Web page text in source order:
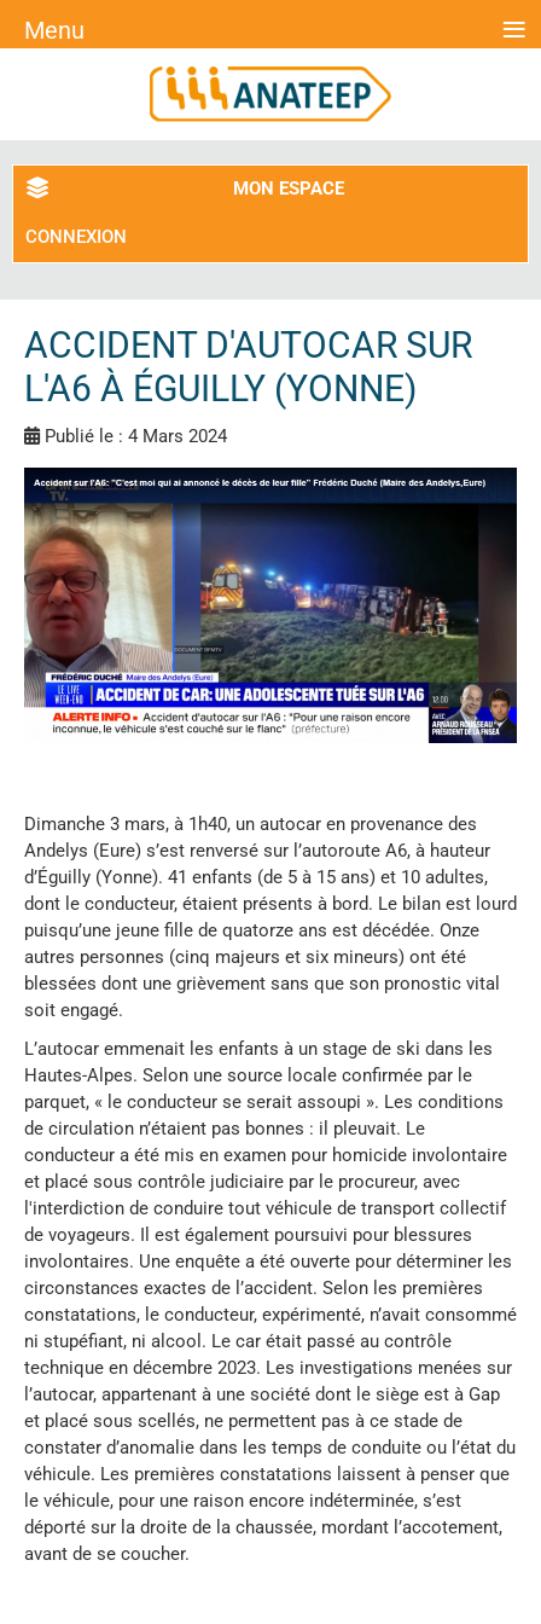
MON ESPACE
CONNEXION
ACCIDENT D'AUTOCAR SUR
L'A6 À ÉGUILLY (YONNE)
Publié le : 4 Mars 2024
Dimanche 3 mars, à 1h40, un autocar en provenance des
Andelys (Eure) s’est renversé sur l’autoroute A6, à hauteur
d’Éguilly (Yonne). 41 enfants (de 5 à 15 ans) et 10 adultes,
dont le conducteur, étaient présents à bord. Le bilan est lourd
puisqu’une jeune fille de quatorze ans est décédée. Onze
autres personnes (cinq majeurs et six mineurs) ont été
blessées dont une grièvement sans que son pronostic vital
soit engagé.
L’autocar emmenait les enfants à un stage de ski dans les
Hautes-Alpes. Selon une source locale confirmée par le
parquet, « le conducteur se serait assoupi ». Les conditions
de circulation n’étaient pas bonnes : il pleuvait. Le
conducteur a été mis en examen pour homicide involontaire
et placé sous contrôle judiciaire par le procureur, avec
l'interdiction de conduire tout véhicule de transport collectif
de voyageurs. Il est également poursuivi pour blessures
involontaires. Une enquête a été ouverte pour déterminer les
circonstances exactes de l’accident. Selon les premières
constatations, le conducteur, expérimenté, n’avait consommé
ni stupéfiant, ni alcool. Le car était passé au contrôle
technique en décembre 2023. Les investigations menées sur
l’autocar, appartenant à une société dont le siège est à Gap
et placé sous scellés, ne permettent pas à ce stade de
constater d’anomalie dans les temps de conduite ou l’état du
véhicule. Les premières constatations laissent à penser que
le véhicule, pour une raison encore indéterminée, s’est
déporté sur la droite de la chaussée, mordant l’accotement,
avant de se coucher.
Menu ≡